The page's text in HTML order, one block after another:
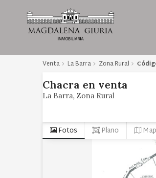
Venta La Barra Zona Rural
Chacra en venta
La Barra Zona Rural
Fotos Plano